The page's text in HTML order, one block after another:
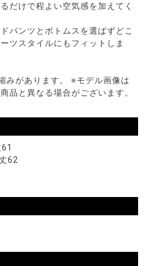
だけで程よい空気感を加えてく
パンツとボトムスを選ばずどこ
ツスタイルにもフィットしま
みがあります。 ※モデル画像は
品と異なる場合がございます。
62